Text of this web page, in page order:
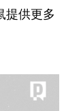
提供更多